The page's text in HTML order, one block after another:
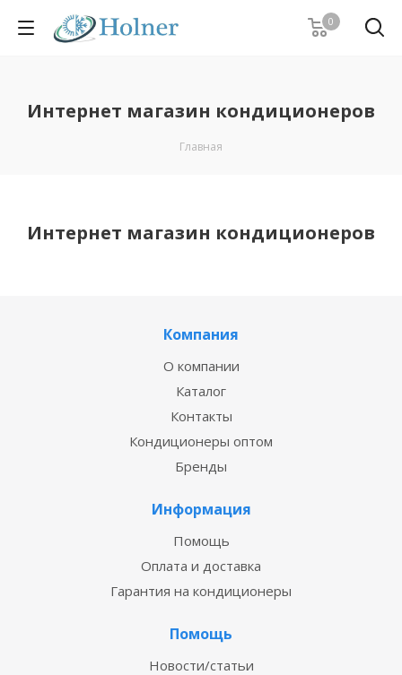
0
Интернет магазин кондиционеров
Главная
Интернет магазин кондиционеров
Компания
О компании
Каталог
Контакты
Кондиционеры оптом
Бренды
Информация
Помощь
Оплата и доставка
Гарантия на кондиционеры
Помощь
Новости/статьи